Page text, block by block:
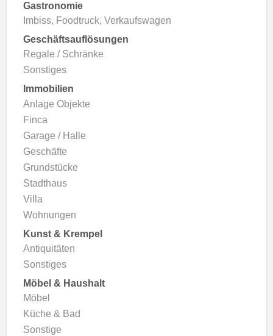
Gastronomie
Imbiss, Foodtruck, Verkaufswagen
Geschäftsauflösungen
Regale / Schränke
Sonstiges
Immobilien
Anlage Objekte
Finca
Garage / Halle
Geschäfte
Grundstücke
Stadthaus
Villa
Wohnungen
Kunst & Krempel
Antiquitäten
Sonstiges
Möbel & Haushalt
Möbel
Küche & Bad
Sonstige